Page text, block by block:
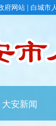
府网站 | 白城市
大安新闻